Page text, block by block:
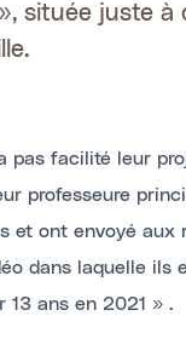
située juste à
pas facilité leur
professeure
et ont envoyé aux
dans laquelle ils
13 ans en 2021 » .